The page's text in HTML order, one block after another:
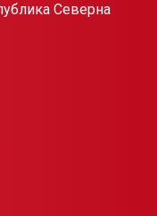
Северна